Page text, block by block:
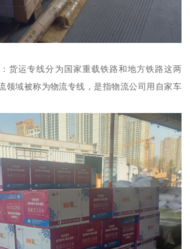
货运专线分为国家重载铁路和地方铁路这两
领域被称为物流专线，是指物流公司用自家车